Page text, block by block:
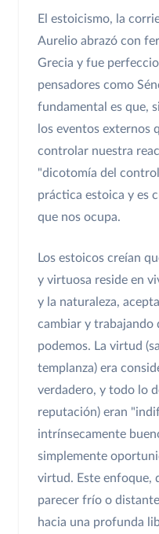
El estoicismo, la
Aurelio abrazó con
Grecia y fue
pensadores como
fundamental es que,
los eventos externos
controlar nuestra
"dicotomía del
práctica estoica y es
que nos ocupa.
Los estoicos creían
y virtuosa reside en
y la naturaleza,
cambiar y trabajando
podemos. La virtud
templanza) era
verdadero, y todo lo
reputación) eran
intrínsecamente
simplemente
virtud. Este enfoque,
parecer frío o
hacia una profunda